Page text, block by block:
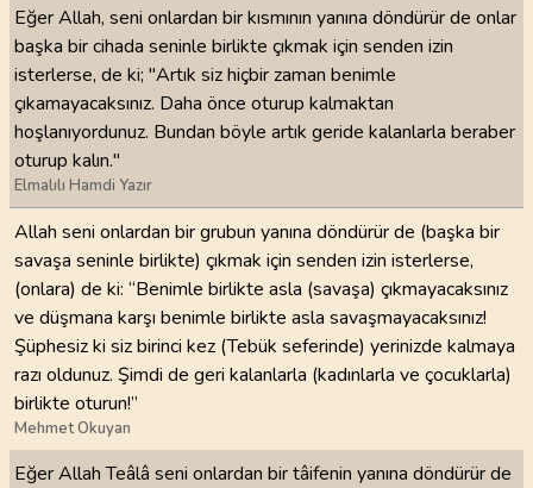
Eğer Allah, seni onlardan bir kısmının yanına döndürür de onlar
başka bir cihada seninle birlikte çıkmak için senden izin
isterlerse, de ki; "Artık siz hiçbir zaman benimle
çıkamayacaksınız. Daha önce oturup kalmaktan
hoşlanıyordunuz. Bundan böyle artık geride kalanlarla beraber
oturup kalın."
Elmalılı Hamdi Yazır
Allah seni onlardan bir grubun yanına döndürür de (başka bir
savaşa seninle birlikte) çıkmak için senden izin isterlerse,
(onlara) de ki: “Benimle birlikte asla (savaşa) çıkmayacaksınız
ve düşmana karşı benimle birlikte asla savaşmayacaksınız!
Şüphesiz ki siz birinci kez (Tebük seferinde) yerinizde kalmaya
razı oldunuz. Şimdi de geri kalanlarla (kadınlarla ve çocuklarla)
birlikte oturun!”
Mehmet Okuyan
Eğer Allah Teâlâ seni onlardan bir tâifenin yanına döndürür de